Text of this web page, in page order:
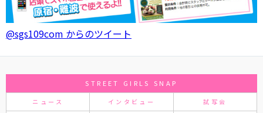
@sgs109com からのツイート
STREET GIRLS SNAP
ニュース インタビュー 試写会